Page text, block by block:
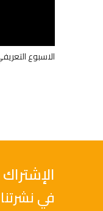
الاسبوع
الإشتراك
في